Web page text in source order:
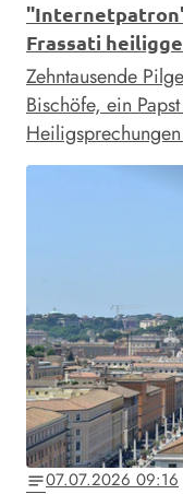
Frassati
Zehntausende
Bischöfe, ein
notes07.07.2026 09:16